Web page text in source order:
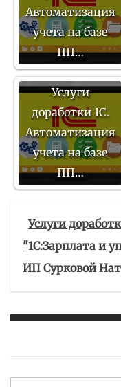
Автоматизация
учета на базе
ПП…
Услуги
доработки 1С.
Автоматизация
учета на базе
ПП…
Услуги
"1С:Зарплата и
ИП Сурковой